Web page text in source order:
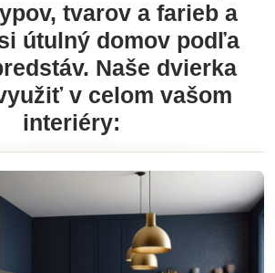
tvarov a farieb a
útulný domov podľa
Naše dvierka
v celom vašom
interiéry: